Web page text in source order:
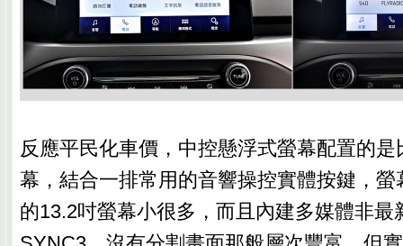
反應平民化車價，中控懸浮式螢幕配置的
幕，結合一排常用的音響操控實體按鍵，
的13.2吋螢幕小很多，而且內建多媒體非最